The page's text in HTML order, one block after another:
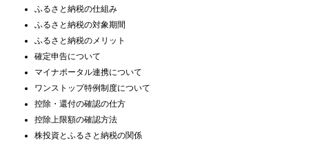
ふるさと納税の仕組み
ふるさと納税の対象期間
ふるさと納税のメリット
確定申告について
マイナポータル連携について
ワンストップ特例制度について
控除・還付の確認の仕方
控除上限額の確認方法
株投資とふるさと納税の関係